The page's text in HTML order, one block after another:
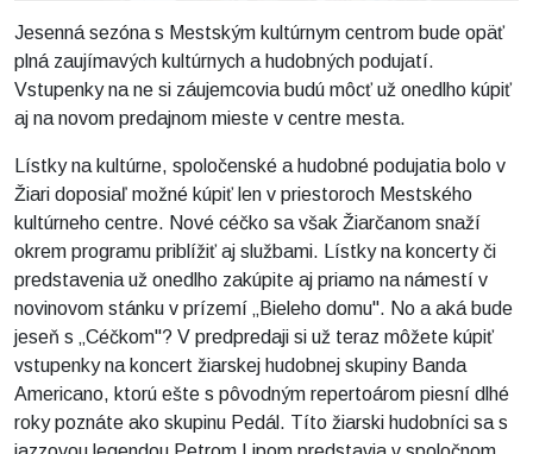
Jesenná sezóna s Mestským kultúrnym centrom bude opäť
plná zaujímavých kultúrnych a hudobných podujatí.
Vstupenky na ne si záujemcovia budú môcť už onedlho kúpiť
aj na novom predajnom mieste v centre mesta.
Lístky na kultúrne, spoločenské a hudobné podujatia bolo v
Žiari doposiaľ možné kúpiť len v priestoroch Mestského
kultúrneho centre. Nové céčko sa však Žiarčanom snaží
okrem programu priblížiť aj službami. Lístky na koncerty či
predstavenia už onedlho zakúpite aj priamo na námestí v
novinovom stánku v prízemí „Bieleho domu". No a aká bude
jeseň s „Céčkom"? V predpredaji si už teraz môžete kúpiť
vstupenky na koncert žiarskej hudobnej skupiny Banda
Americano, ktorú ešte s pôvodným repertoárom piesní dlhé
roky poznáte ako skupinu Pedál. Títo žiarski hudobníci sa s